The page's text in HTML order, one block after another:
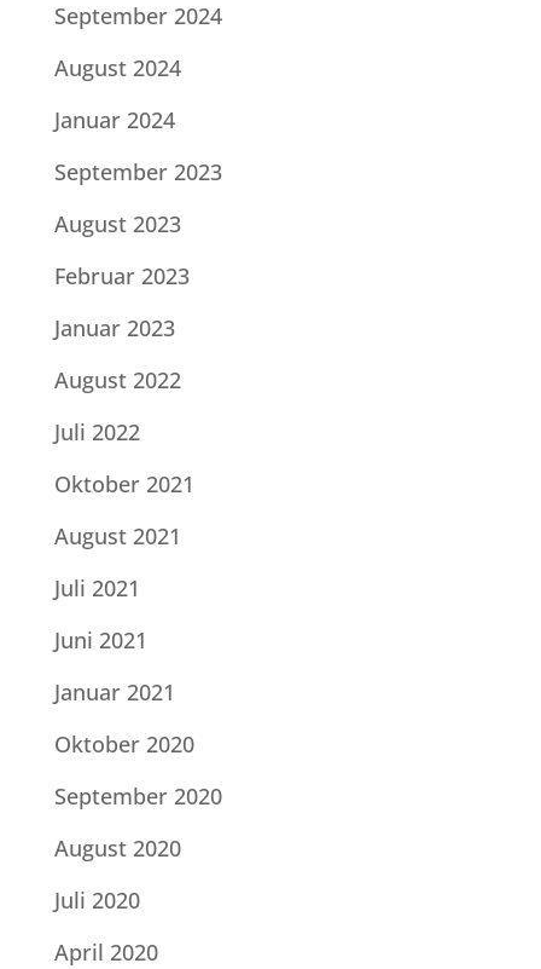
September 2024
August 2024
Januar 2024
September 2023
August 2023
Februar 2023
Januar 2023
August 2022
Juli 2022
Oktober 2021
August 2021
Juli 2021
Juni 2021
Januar 2021
Oktober 2020
September 2020
August 2020
Juli 2020
April 2020